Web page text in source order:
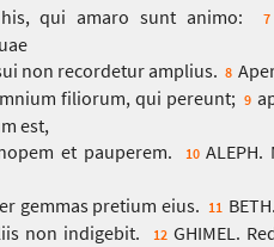
qui amaro sunt animo:
7
non recordetur amplius. 8
filiorum, qui pereunt; 9
est,
et pauperem.
10
gemmas pretium eius. 11
non indigebit.
12 GHIMEL.